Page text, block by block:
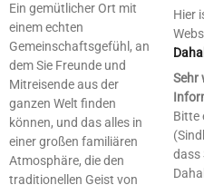
Ein gemütlicher Ort mit
einem echten
Gemeinschaftsgefühl, an
dem Sie Freunde und
Mitreisende aus der
ganzen Welt finden
können, und das alles in
einer großen familiären
Atmosphäre, die den
traditionellen Geist von
Hier
Sehr
Bitte
dass